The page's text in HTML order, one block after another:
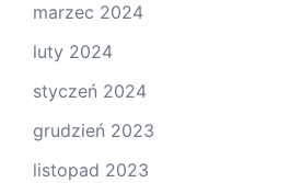
marzec 2024
luty 2024
styczeń 2024
grudzień 2023
listopad 2023